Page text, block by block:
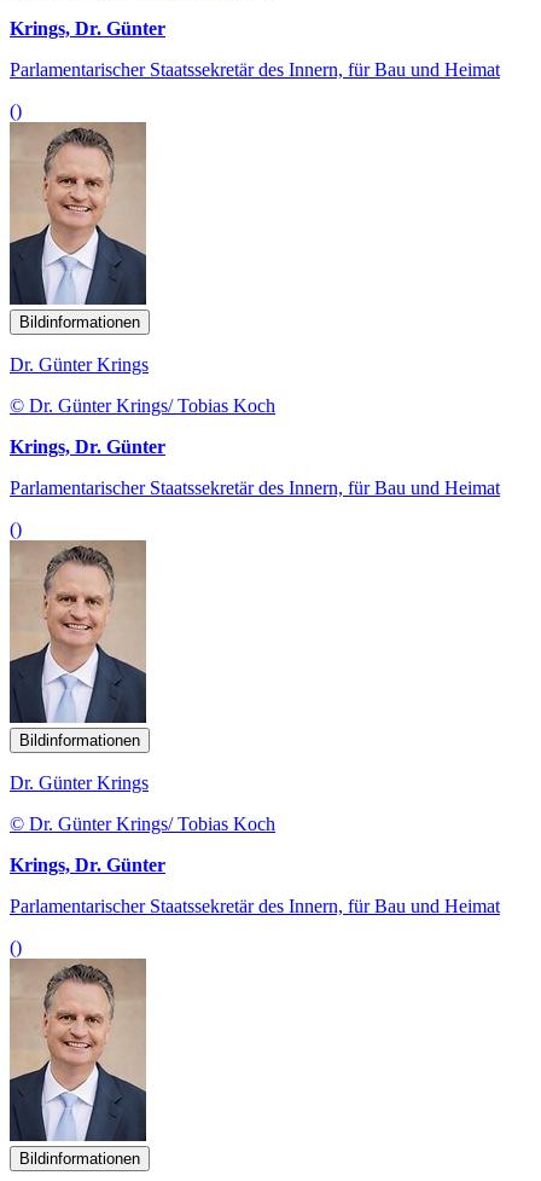
Krings, Dr. Günter
Parlamentarischer Staatssekretär des Innern, für Bau und Heimat
()
Bildinformationen
Dr. Günter Krings
© Dr. Günter Krings/ Tobias Koch
Krings, Dr. Günter
Parlamentarischer Staatssekretär des Innern, für Bau und Heimat
()
Bildinformationen
Dr. Günter Krings
© Dr. Günter Krings/ Tobias Koch
Krings, Dr. Günter
Parlamentarischer Staatssekretär des Innern, für Bau und Heimat
()
Bildinformationen